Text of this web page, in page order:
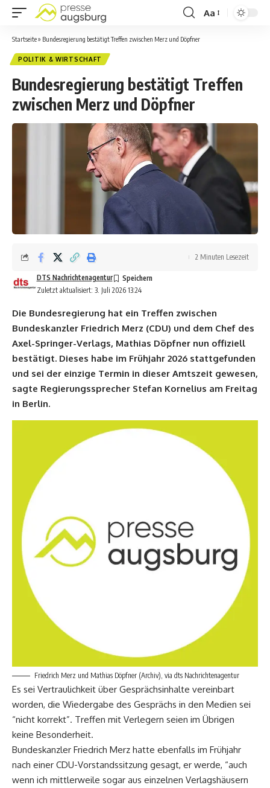
Aa
Startseite» Bundesregierung bestätigt Treffen zwischen Merz und Döpfner
POLITIK & WIRTSCHAFT
Bundesregierung bestätigt Treffen
zwischen Merz und Döpfner
Zuletzt aktualisiert: 3. Juli 2026 13:24
DTS Nachrichtenagentur
2 Minuten Lesezeit
Die Bundesregierung hat ein Treffen zwischen
Bundeskanzler Friedrich Merz (CDU) und dem Chef des
Axel-Springer-Verlags, Mathias Döpfner nun offiziell
bestätigt. Dieses habe im Frühjahr 2026 stattgefunden
und sei der einzige Termin in dieser Amtszeit gewesen,
sagte Regierungssprecher Stefan Kornelius am Freitag
in Berlin.
Friedrich Merz und Mathias Döpfner (Archiv), via dts Nachrichtenagentur
Es sei Vertraulichkeit über Gesprächsinhalte vereinbart
worden, die Wiedergabe des Gesprächs in den Medien sei
“nicht korrekt”. Treffen mit Verlegern seien im Übrigen
keine Besonderheit.
Bundeskanzler Friedrich Merz hatte ebenfalls im Frühjahr
nach einer CDU-Vorstandssitzung gesagt, er werde, “auch
wenn ich mittlerweile sogar aus einzelnen Verlagshäusern